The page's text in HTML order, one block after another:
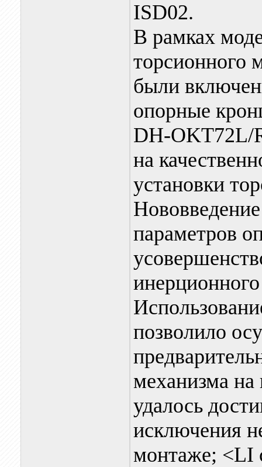
ISD02.
В рамках
торсионного
были
опорные
DH-OKT72L/
на
установки
параметров
позволило
механизма на
удалось
исключения
монтаже; <LI